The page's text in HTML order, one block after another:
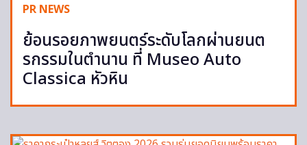
PR NEWS
ย้อนรอยภาพยนตร์ระดับโลกผ่านยนต
รกรรมในตำนาน ที่ Museo Auto
Classica หัวหิน